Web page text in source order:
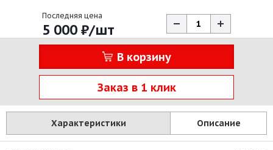
Последняя цена
5 000 ₽/шт
В корзину
Заказ в 1 клик
Характеристики Описание